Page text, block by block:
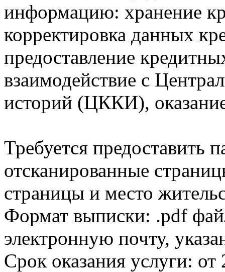
информацию: хранение
корректировка данных
предоставление
взаимодействие с
историй (ЦККИ),
Требуется предоставить
отсканированные
страницы и место
Формат выписки: .pdf
электронную почту,
Срок оказания услуги: от